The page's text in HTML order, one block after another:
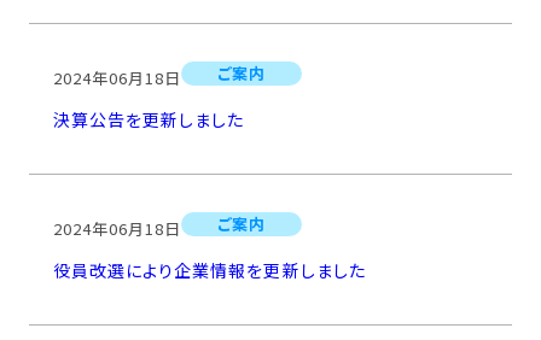
2024年06月18日 ご案内
決算公告を更新しました
2024年06月18日 ご案内
役員改選により企業情報を更新しました